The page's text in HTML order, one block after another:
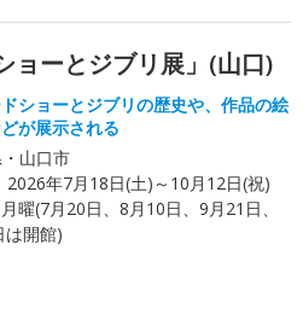
ョーとジブリ展」(山口)
ショーとジブリの歴史や、作品の絵
が展示される
山口市
2026年7月18日(土)～10月12日(祝)
曜(7月20日、8月10日、9月21日、
は開館)